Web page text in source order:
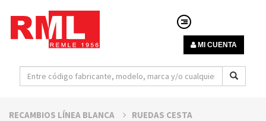
MI CUENTA
RECAMBIOS LÍNEA BLANCA RUEDAS CESTA